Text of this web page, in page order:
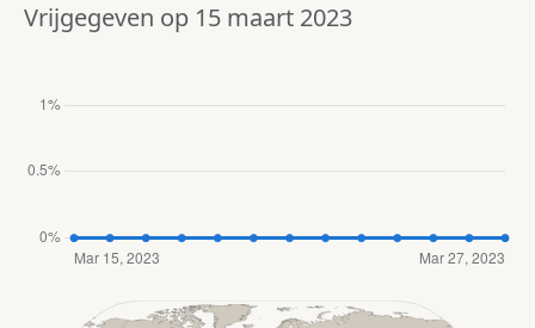
Vrijgegeven op 15 maart 2023